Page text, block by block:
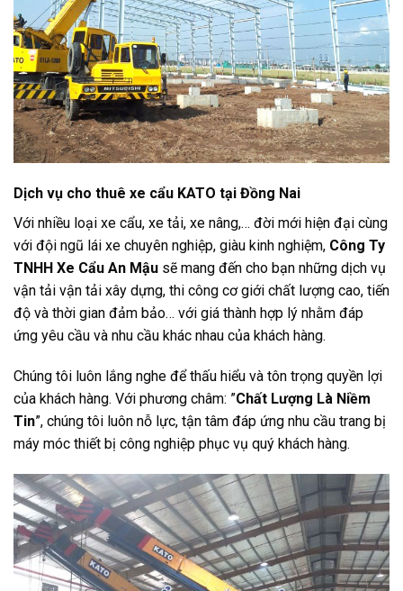
Dịch vụ cho thuê xe cẩu KATO tại Đồng Nai
Với nhiều loại xe cẩu, xe tải, xe nâng,… đời mới hiện đại cùng
với đội ngũ lái xe chuyên nghiệp, giàu kinh nghiệm, Công Ty
TNHH Xe Cẩu An Mậu sẽ mang đến cho bạn những dịch vụ
vận tải vận tải xây dựng, thi công cơ giới chất lượng cao, tiến
độ và thời gian đảm bảo… với giá thành hợp lý nhằm đáp
ứng yêu cầu và nhu cầu khác nhau của khách hàng.
Chúng tôi luôn lắng nghe để thấu hiểu và tôn trọng quyền lợi
của khách hàng. Với phương châm: ”Chất Lượng Là Niềm
Tin”, chúng tôi luôn nỗ lực, tận tâm đáp ứng nhu cầu trang bị
máy móc thiết bị công nghiệp phục vụ quý khách hàng.